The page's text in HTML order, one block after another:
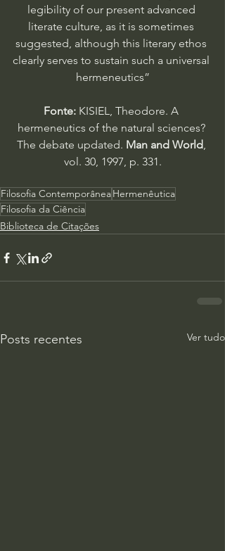
legibility of our present advanced
literate culture, as it is sometimes
suggested, although this literary ethos
clearly serves to sustain such a universal
hermeneutics”
Fonte: KISIEL, Theodore. A
hermeneutics of the natural sciences?
The debate updated. Man and World,
vol. 30, 1997, p. 331.
Filosofia ContemporâneaHermenêutica
Filosofia da Ciência
Biblioteca de Citações
Posts recentes Ver tudo